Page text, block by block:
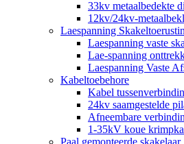
33kv metaalbedekte
12kv/24kv-
Laespanning
Laespanning vaste
Lae-spanning
Laespanning Vaste
Kabeltoebehore
Kabel
24kv saamgestelde
Afneembare
1-35kV koue
Paal gemonteerde skakelaar